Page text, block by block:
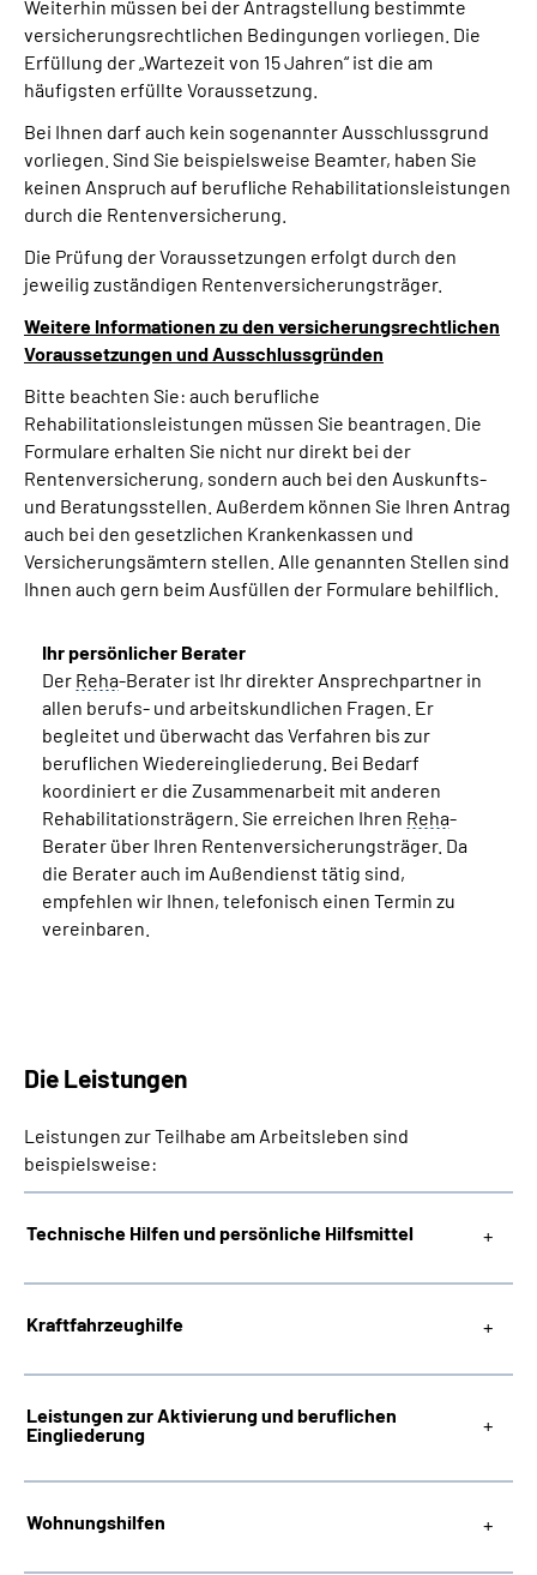
Weiterhin müssen bei der Antragstellung bestimmte
versicherungsrechtlichen Bedingungen vorliegen. Die
Erfüllung der „Wartezeit von 15 Jahren“ ist die am
häufigsten erfüllte Voraussetzung.
Bei Ihnen darf auch kein sogenannter Ausschlussgrund
vorliegen. Sind Sie beispielsweise Beamter, haben Sie
keinen Anspruch auf berufliche Rehabilitationsleistungen
durch die Rentenversicherung.
Die Prüfung der Voraussetzungen erfolgt durch den
jeweilig zuständigen Rentenversicherungsträger.
Weitere Informationen zu den versicherungsrechtlichen
Voraussetzungen und Ausschlussgründen
Bitte beachten Sie: auch berufliche
Rehabilitationsleistungen müssen Sie beantragen. Die
Formulare erhalten Sie nicht nur direkt bei der
Rentenversicherung, sondern auch bei den Auskunfts-
und Beratungsstellen. Außerdem können Sie Ihren Antrag
auch bei den gesetzlichen Krankenkassen und
Versicherungsämtern stellen. Alle genannten Stellen sind
Ihnen auch gern beim Ausfüllen der Formulare behilflich.
Ihr persönlicher Berater
Der Reha-Berater ist Ihr direkter Ansprechpartner in
allen berufs- und arbeitskundlichen Fragen. Er
begleitet und überwacht das Verfahren bis zur
beruflichen Wiedereingliederung. Bei Bedarf
koordiniert er die Zusammenarbeit mit anderen
Rehabilitationsträgern. Sie erreichen Ihren Reha-
Berater über Ihren Rentenversicherungsträger. Da
die Berater auch im Außendienst tätig sind,
empfehlen wir Ihnen, telefonisch einen Termin zu
vereinbaren.
Die Leistungen
Leistungen zur Teilhabe am Arbeitsleben sind
beispielsweise:
Technische Hilfen und persönliche Hilfsmittel
Kraftfahrzeughilfe
Leistungen zur Aktivierung und beruflichen
Eingliederung
Wohnungshilfen